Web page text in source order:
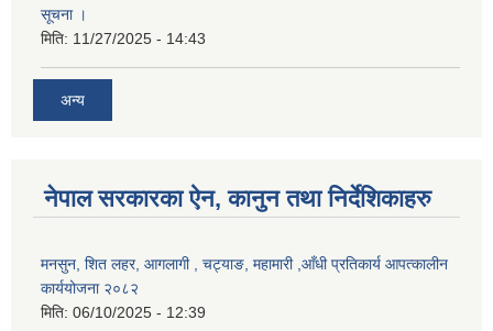
सूचना ।
मिति: 11/27/2025 - 14:43
अन्य
नेपाल सरकारका ऐन, कानुन तथा निर्देशिकाहरु
मनसुन, शित लहर, आगलागी , चट्याङ, महामारी ,आँधी प्रतिकार्य आपत्कालीन
कार्ययोजना २०८२
मिति: 06/10/2025 - 12:39